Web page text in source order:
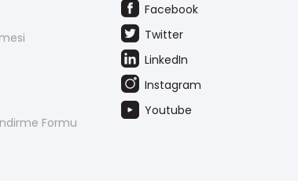
Formu
Facebook
Twitter
LinkedIn
Instagram
Youtube